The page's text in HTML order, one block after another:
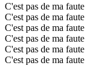
C'est pas de ma faute
C'est pas de ma faute
C'est pas de ma faute
C'est pas de ma faute
C'est pas de ma faute
C'est pas de ma faute